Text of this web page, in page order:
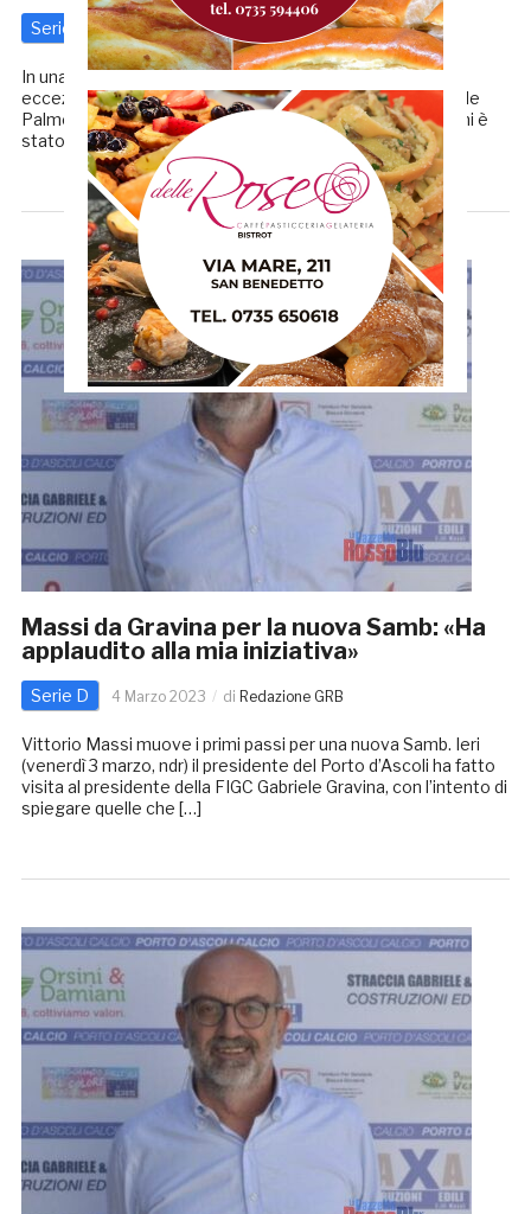
Serie D 5 Marzo 2023 Redazione GRB
In una giornata a dir poco particolare, non poteva fare
eccezione il post-partita nella sala stampa del Riviera delle
Palme. Per il Porto d’Ascoli, l’unico a rilasciare dichiarazioni è
stato Davide Ciampelli. Squadra e staff […]
Massi da Gravina per la nuova Samb: «Ha
applaudito alla mia iniziativa»
Serie D 4 Marzo 2023 di Redazione GRB
Vittorio Massi muove i primi passi per una nuova Samb. Ieri
(venerdì 3 marzo, ndr) il presidente del Porto d’Ascoli ha fatto
visita al presidente della FIGC Gabriele Gravina, con l’intento di
spiegare quelle che […]